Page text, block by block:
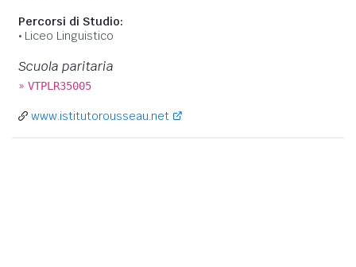
Percorsi di Studio:
Liceo Linguistico
Scuola paritaria
» VTPLR35005
www.istitutorousseau.net